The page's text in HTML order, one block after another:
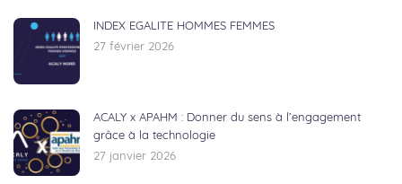
INDEX EGALITE HOMMES FEMMES
27 février 2026
ACALY x APAHM : Donner du sens à l’engagement
grâce à la technologie
27 janvier 2026